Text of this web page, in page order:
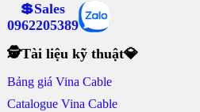
💲Sales
0962205389
🕵Tài liệu kỹ thuật💎
Bảng giá Vina Cable
Catalogue Vina Cable